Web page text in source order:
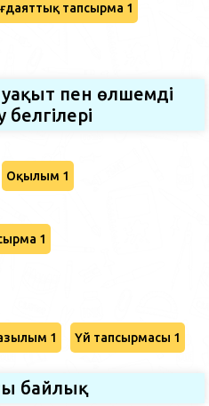
тапсырма 1
пен өлшемді
Оқылым 1
1
1 Үй тапсырмасы 1
байлық